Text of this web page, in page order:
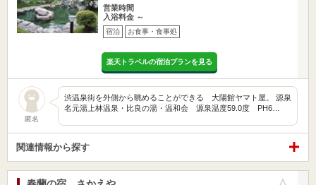
営業時間
入浴料金 ～
宿泊 お食事・食事処
楽天トラベルの宿泊プランを見る
匿名
渋温泉街を外側から眺めることができる 大陽館ヤマト屋。 源泉
名元湯上林温泉・比良の湯・温和会 源泉温度59.0度 PH6…
関連情報から探す